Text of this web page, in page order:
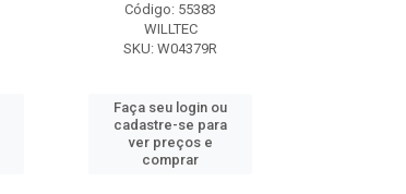
Código: 55383
WILLTEC
SKU: W04379R
Faça seu login ou
cadastre-se para
ver preços e
comprar